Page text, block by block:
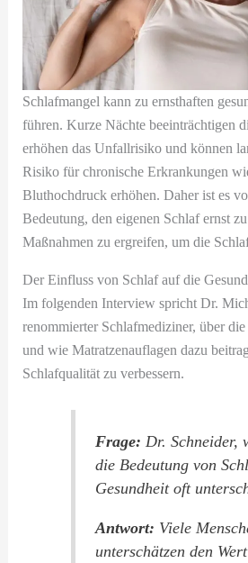
Schlafmangel kann zu ernsthaften
führen. Kurze Nächte beeinträchtigen
erhöhen das Unfallrisiko und können
Risiko für chronische Erkrankungen
Bluthochdruck erhöhen. Daher ist es
Bedeutung, den eigenen Schlaf ernst
Maßnahmen zu ergreifen, um die
Der Einfluss von Schlaf auf die
Im folgenden Interview spricht Dr.
renommierter Schlafmediziner, über
und wie Matratzenauflagen dazu
Schlafqualität zu verbessern.
Frage: Dr. Schneider,
die Bedeutung von
Gesundheit oft
Antwort: Viele
unterschätzen den